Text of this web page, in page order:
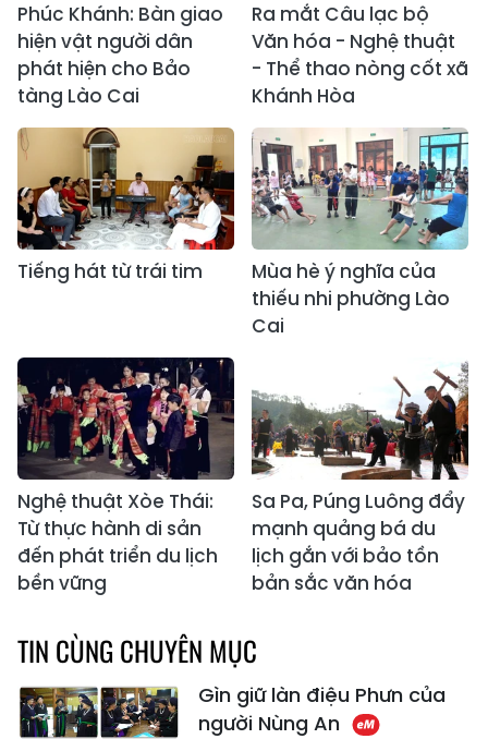
Phúc Khánh: Bàn giao
hiện vật người dân
phát hiện cho Bảo
tàng Lào Cai
Ra mắt Câu lạc bộ
Văn hóa - Nghệ thuật
- Thể thao nòng cốt xã
Khánh Hòa
Tiếng hát từ trái tim
Mùa hè ý nghĩa của
thiếu nhi phường Lào
Cai
Nghệ thuật Xòe Thái:
Từ thực hành di sản
đến phát triển du lịch
bền vững
Sa Pa, Púng Luông đẩy
mạnh quảng bá du
lịch gắn với bảo tồn
bản sắc văn hóa
TIN CÙNG CHUYÊN MỤC
Gìn giữ làn điệu Phưn của
người Nùng An